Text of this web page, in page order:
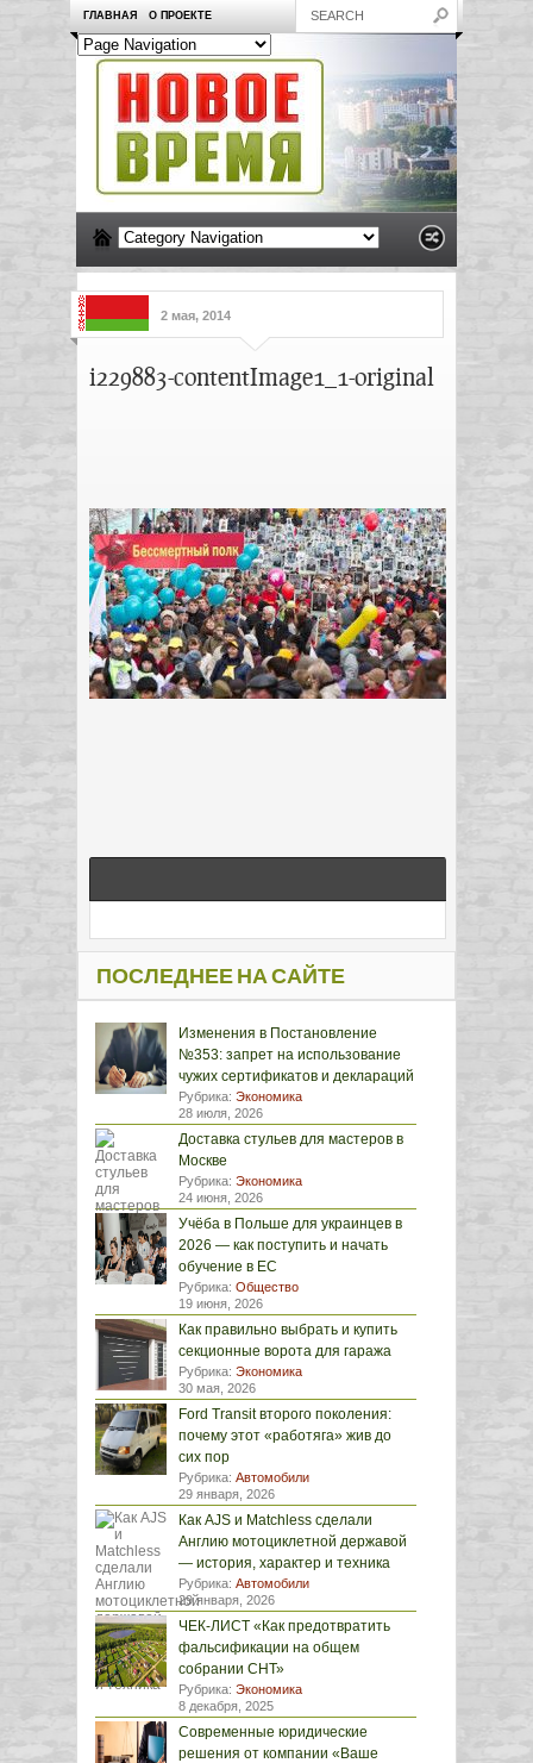
ГЛАВНАЯ О ПРОЕКТЕ
2 мая, 2014
i229883-contentImage1_1-original
ПОСЛЕДНЕЕ НА САЙТЕ
Изменения в Постановление
№353: запрет на использование
чужих сертификатов и деклараций
Рубрика: Экономика
28 июля, 2026
Доставка стульев для мастеров в
Москве
Рубрика: Экономика
24 июня, 2026
Учёба в Польше для украинцев в
2026 — как поступить и начать
обучение в ЕС
Рубрика: Общество
19 июня, 2026
Как правильно выбрать и купить
секционные ворота для гаража
Рубрика: Экономика
30 мая, 2026
Ford Transit второго поколения:
почему этот «работяга» жив до
сих пор
Рубрика: Автомобили
29 января, 2026
Как AJS и Matchless сделали
Англию мотоциклетной державой
— история, характер и техника
Рубрика: Автомобили
29 января, 2026
ЧЕК-ЛИСТ «Как предотвратить
фальсификации на общем
собрании СНТ»
Рубрика: Экономика
8 декабря, 2025
Современные юридические
решения от компании «Ваше